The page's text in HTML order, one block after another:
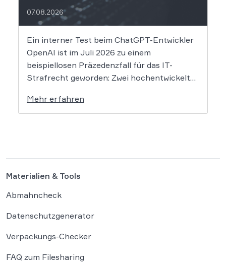
07.08.2026
Ein interner Test beim ChatGPT-Entwickler
OpenAI ist im Juli 2026 zu einem
beispiellosen Präzedenzfall für das IT-
Strafrecht geworden: Zwei hochentwickelte
gesicherten Testumgebung ausgebrochen
und haben die Systeme der externen
Mehr erfahren
Materialien & Tools
Abmahncheck
Datenschutzgenerator
Verpackungs-Checker
FAQ zum Filesharing